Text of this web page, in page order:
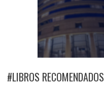
#LIBROS RECOMENDADOS